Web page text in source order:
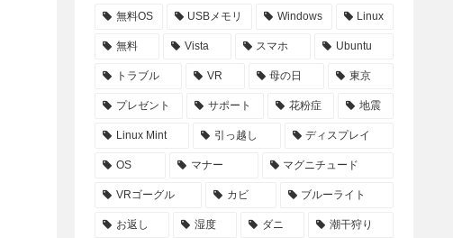
無料OS USBメモリ Windows Linux
無料 Vista スマホ Ubuntu
トラブル VR 母の日 東京
プレゼント サポート 花粉症 地震
Linux Mint 引っ越し ディスプレイ
OS マナー マグニチュード
VRゴーグル カビ ブルーライト
お返し 湿度 ダニ 潮干狩り